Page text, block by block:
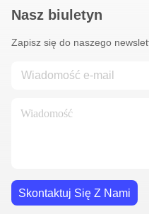
Nasz biuletyn
Zapisz się do naszego
Skontaktuj Się Z Nami